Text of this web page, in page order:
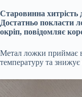
Старовинна хитрість
Достатньо покласти
окріп, повідомляє
Метал ложки приймає
температуру та